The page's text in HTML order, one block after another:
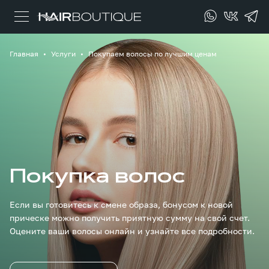
Главная Услуги Покупаем волосы по лучшим ценам
Покупка волос
Если вы готовитесь к смене образа, бонусом к новой
прическе можно получить приятную сумму на свой счет.
Оцените ваши волосы онлайн и узнайте все подробности.